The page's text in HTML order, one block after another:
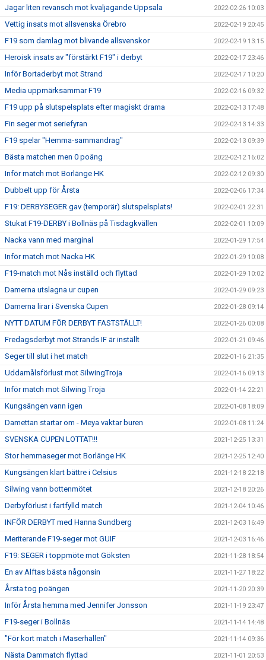
Jagar liten revansch mot kvaljagande Uppsala 2022-02-26 10:03
Vettig insats mot allsvenska Örebro 2022-02-19 20:45
F19 som damlag mot blivande allsvenskor 2022-02-19 13:15
Heroisk insats av "förstärkt F19" i derbyt 2022-02-17 23:46
Inför Bortaderbyt mot Strand 2022-02-17 10:20
Media uppmärksammar F19 2022-02-16 09:32
F19 upp på slutspelsplats efter magiskt drama 2022-02-13 17:48
Fin seger mot seriefyran 2022-02-13 14:33
F19 spelar "Hemma-sammandrag" 2022-02-13 09:39
Bästa matchen men 0 poäng 2022-02-12 16:02
Inför match mot Borlänge HK 2022-02-12 09:30
Dubbelt upp för Årsta 2022-02-06 17:34
F19: DERBYSEGER gav (temporär) slutspelsplats! 2022-02-01 22:31
Stukat F19-DERBY i Bollnäs på Tisdagkvällen 2022-02-01 10:09
Nacka vann med marginal 2022-01-29 17:54
Inför match mot Nacka HK 2022-01-29 10:08
F19-match mot Nås inställd och flyttad 2022-01-29 10:02
Damerna utslagna ur cupen 2022-01-29 09:23
Damerna lirar i Svenska Cupen 2022-01-28 09:14
NYTT DATUM FÖR DERBYT FASTSTÄLLT! 2022-01-26 00:08
Fredagsderbyt mot Strands IF är inställt 2022-01-21 09:46
Seger till slut i het match 2022-01-16 21:35
Uddamålsförlust mot SilwingTroja 2022-01-16 09:13
Inför match mot Silwing Troja 2022-01-14 22:21
Kungsängen vann igen 2022-01-08 18:09
Damettan startar om - Meya vaktar buren 2022-01-08 11:24
SVENSKA CUPEN LOTTAT!!! 2021-12-25 13:31
Stor hemmaseger mot Borlänge HK 2021-12-25 12:40
Kungsängen klart bättre i Celsius 2021-12-18 22:18
Silwing vann bottenmötet 2021-12-18 20:26
Derbyförlust i fartfylld match 2021-12-04 10:46
INFÖR DERBYT med Hanna Sundberg 2021-12-03 16:49
Meriterande F19-seger mot GUIF 2021-12-03 16:46
F19: SEGER i toppmöte mot Göksten 2021-11-28 18:54
En av Alftas bästa någonsin 2021-11-27 18:22
Årsta tog poängen 2021-11-20 20:39
Inför Årsta hemma med Jennifer Jonsson 2021-11-19 23:47
F19-seger i Bollnäs 2021-11-14 14:48
"För kort match i Maserhallen" 2021-11-14 09:36
Nästa Dammatch flyttad 2021-11-01 20:53